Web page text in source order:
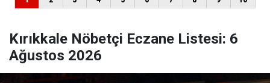
Kırıkkale Nöbetçi Eczane Listesi: 6
Ağustos 2026